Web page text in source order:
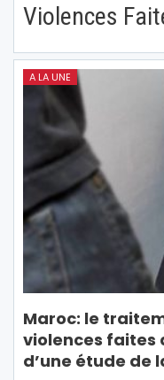
Violences
A LA UNE
Maroc: le
violences faites
d’une étude de